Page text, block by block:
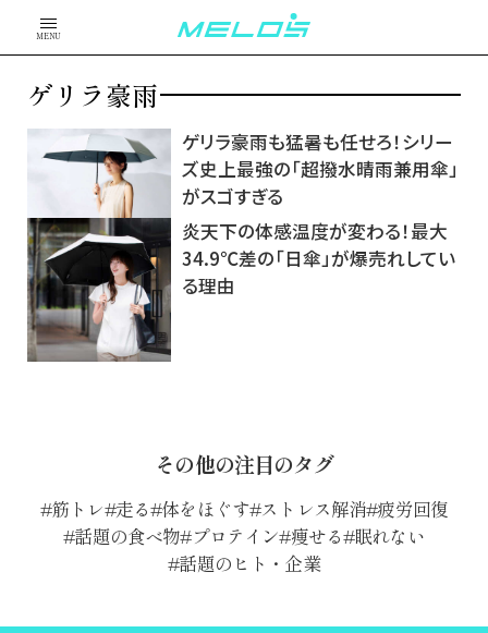
MENU
ゲリラ豪雨
ゲリラ豪雨も猛暑も任せろ！シリー
ズ史上最強の「超撥水晴雨兼用傘」
がスゴすぎる
炎天下の体感温度が変わる！最大
34.9℃差の「日傘」が爆売れしてい
る理由
その他の注目のタグ
筋トレ 走る 体をほぐす ストレス解消 疲労回復
話題の食べ物 プロテイン 痩せる 眠れない
話題のヒト・企業